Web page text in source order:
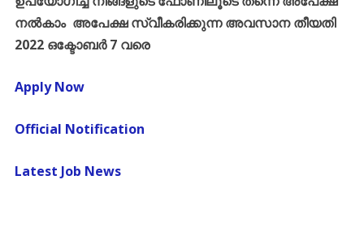
നൽകാം അപേക്ഷ സ്വീകരിക്കുന്ന അവസാന തീയതി
2022 ഒക്ടോബർ 7 വരെ
Apply Now
Official Notification
Latest Job News